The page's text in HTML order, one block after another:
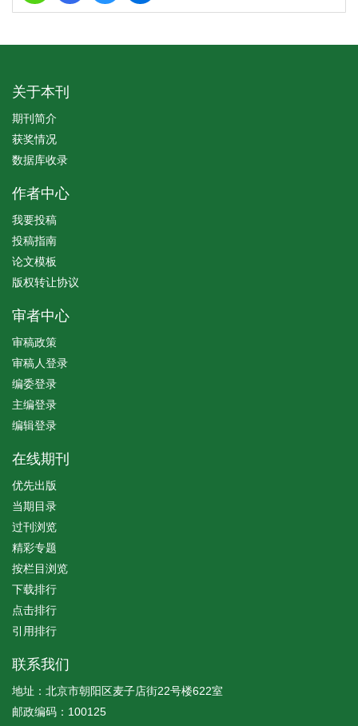
关于本刊
期刊简介
获奖情况
数据库收录
作者中心
我要投稿
投稿指南
论文模板
版权转让协议
审者中心
审稿政策
审稿人登录
编委登录
主编登录
编辑登录
在线期刊
优先出版
当期目录
过刊浏览
精彩专题
按栏目浏览
下载排行
点击排行
引用排行
联系我们
地址：北京市朝阳区麦子店街22号楼622室
邮政编码：100125